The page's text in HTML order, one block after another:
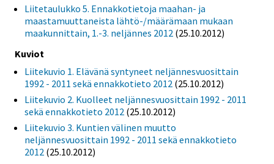
Liitetaulukko 5. Ennakkotietoja maahan- ja
maastamuuttaneista lähtö-/määrämaan mukaan
maakunnittain, 1.-3. neljännes 2012 (25.10.2012)
Kuviot
Liitekuvio 1. Elävänä syntyneet neljännesvuosittain
1992 - 2011 sekä ennakkotieto 2012 (25.10.2012)
Liitekuvio 2. Kuolleet neljännesvuosittain 1992 - 2011
sekä ennakkotieto 2012 (25.10.2012)
Liitekuvio 3. Kuntien välinen muutto
neljännesvuosittain 1992 - 2011 sekä ennakkotieto
2012 (25.10.2012)